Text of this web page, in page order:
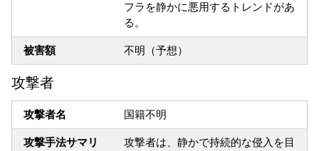
フラを静かに悪用するトレンドがあ
る。
被害額 不明（予想）
攻撃者
攻撃者名 国籍不明
攻撃手法サマリ
攻撃者は、静かで持続的な侵入を目